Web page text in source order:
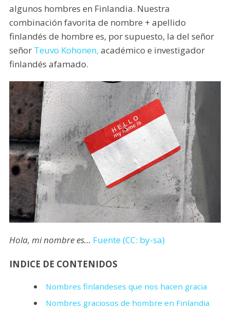
algunos hombres en Finlandia. Nuestra
combinación favorita de nombre + apellido
finlandés de hombre es, por supuesto, la del señor
señor Teuvo Kohonen, académico e investigador
finlandés afamado.
Hola, mi nombre es… Fuente (CC: by-sa)
INDICE DE CONTENIDOS
Nombres finlandeses que nos hacen gracia
Nombres graciosos de hombre en Finlandia